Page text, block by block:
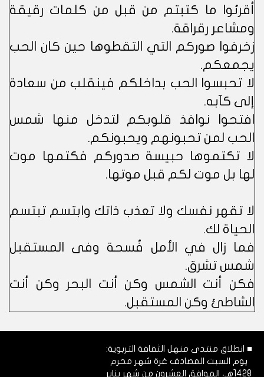
أقرئوا ما كتبتم من قبل من كلمات رقيقة
ومشاعر رقراقة.
زخرفوا صوركم التي التقطوها حين كان الحب
يجمعكم.
لا تحبسوا الحب بداخلكم فينقلب من سعادة
إلى كآبه.
افتحوا نوافذ قلوبكم لتدخل منها شمس
الحب لمن تحبونهم ويحبونكم.
لا تكتموها حبيسة صدوركم فكتمها موت
لها بل موت لكم قبل موتها.
لا تقهر نفسك ولا تعذب ذاتك وابتسم تبتسم
الحياة لك.
فما زال في الأمل فُسحة وفى المستقبل
شمس تشرق.
فكن أنت الشمس وكن أنت البحر وكن أنت
الشاطئ وكن المستقبل.
■ انطلاق منتدى منهل الثقافة التربوية:
يوم السبت المصادف غرة شهر محرم
1428هـ، الموافق العشرون من شهر يناير